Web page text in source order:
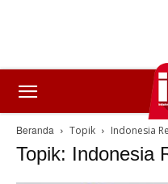
Beranda Topik Indonesia
Topik: Indonesia